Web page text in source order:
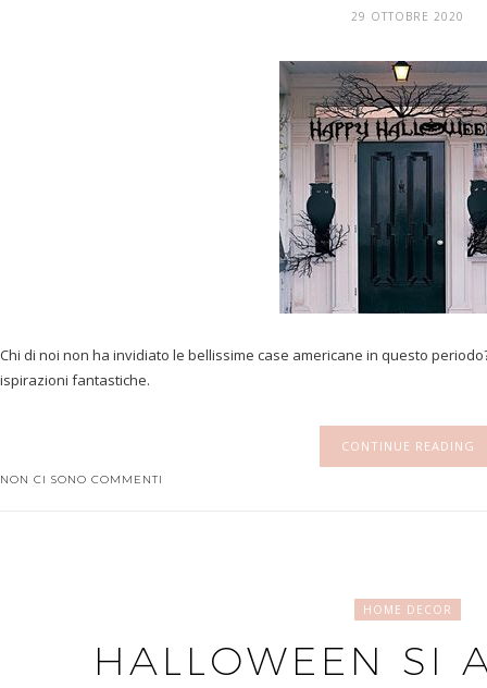
29 OTTOBRE 2020
Chi di noi non ha invidiato le bellissime case americane in questo
ispirazioni fantastiche.
CONTINUE READING
NON CI SONO COMMENTI
HOME DECOR
HALLOWEEN SI